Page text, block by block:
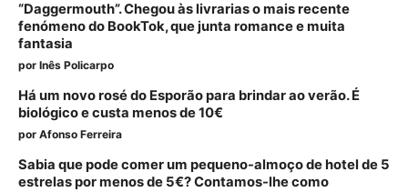
“Daggermouth”. Chegou às livrarias o mais recente
fenómeno do BookTok, que junta romance e muita
fantasia
por Inês Policarpo
Há um novo rosé do Esporão para brindar ao verão. É
biológico e custa menos de 10€
por Afonso Ferreira
Sabia que pode comer um pequeno-almoço de hotel de 5
estrelas por menos de 5€? Contamos-lhe como